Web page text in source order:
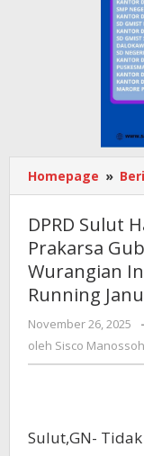
Homepage »
DPRD Sulut
Prakarsa
Wurangian
Running
November 26, 2025 -
oleh Sisco Manossoh
Sulut,GN-